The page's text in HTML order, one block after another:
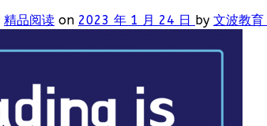
精品阅读 on 2023 年 1 月 24 日 by 文波教育